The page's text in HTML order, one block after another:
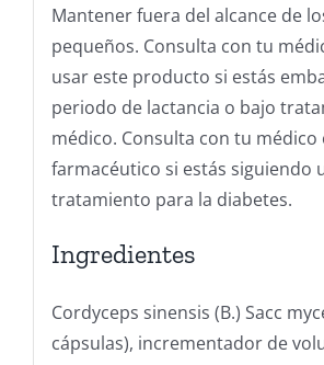
Mantener fuera del alcance de
pequeños. Consulta con tu
usar este producto si estás
periodo de lactancia o bajo
médico. Consulta con tu médico
farmacéutico si estás siguiendo
tratamiento para la diabetes.
Ingredientes
Cordyceps sinensis (B.) Sacc
cápsulas), incrementador de